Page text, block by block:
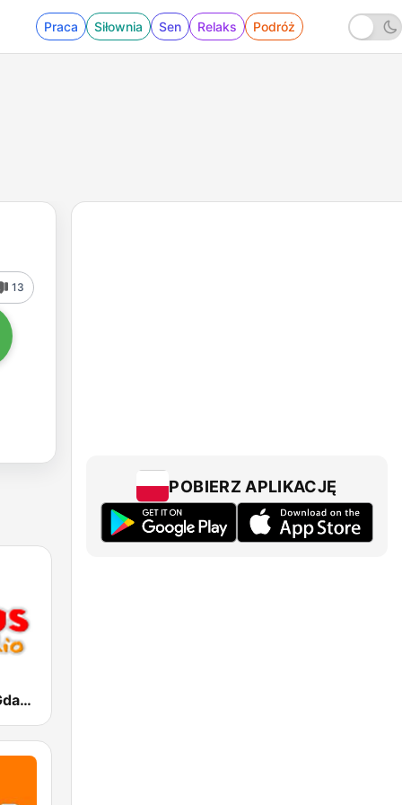
Praca Siłownia Sen Relaks Podróż
13
Radio PLUS Gdansk
POBIERZ APLIKACJĘ